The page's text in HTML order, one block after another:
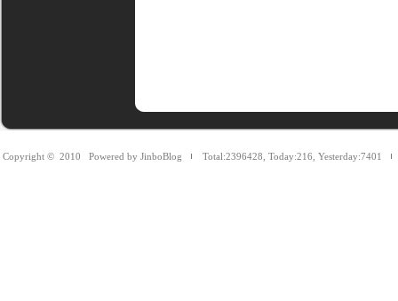
Copyright © 2010 Powered by JinboBlog Total:2396428 Today:216 Yesterday:7401